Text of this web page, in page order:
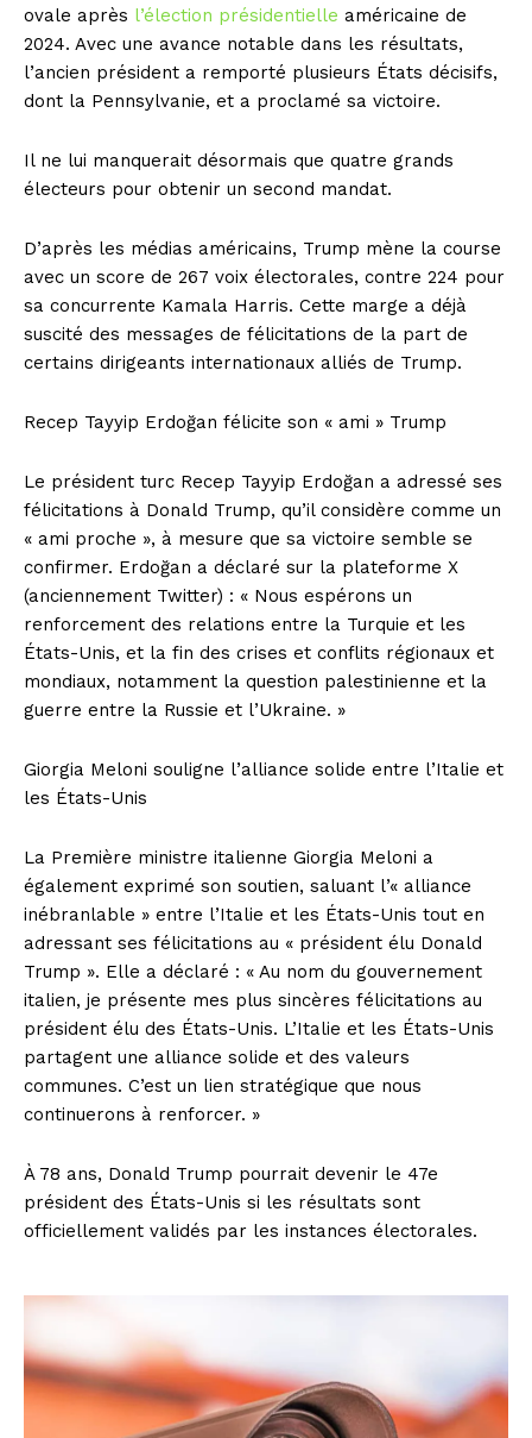
ovale après l’élection présidentielle américaine de
2024. Avec une avance notable dans les résultats,
l’ancien président a remporté plusieurs États décisifs,
dont la Pennsylvanie, et a proclamé sa victoire.
Il ne lui manquerait désormais que quatre grands
électeurs pour obtenir un second mandat.
D’après les médias américains, Trump mène la course
avec un score de 267 voix électorales, contre 224 pour
sa concurrente Kamala Harris. Cette marge a déjà
suscité des messages de félicitations de la part de
certains dirigeants internationaux alliés de Trump.
Recep Tayyip Erdoğan félicite son « ami » Trump
Le président turc Recep Tayyip Erdoğan a adressé ses
félicitations à Donald Trump, qu’il considère comme un
« ami proche », à mesure que sa victoire semble se
confirmer. Erdoğan a déclaré sur la plateforme X
(anciennement Twitter) : « Nous espérons un
renforcement des relations entre la Turquie et les
États-Unis, et la fin des crises et conflits régionaux et
mondiaux, notamment la question palestinienne et la
guerre entre la Russie et l’Ukraine. »
Giorgia Meloni souligne l’alliance solide entre l’Italie et
les États-Unis
La Première ministre italienne Giorgia Meloni a
également exprimé son soutien, saluant l’« alliance
inébranlable » entre l’Italie et les États-Unis tout en
adressant ses félicitations au « président élu Donald
Trump ». Elle a déclaré : « Au nom du gouvernement
italien, je présente mes plus sincères félicitations au
président élu des États-Unis. L’Italie et les États-Unis
partagent une alliance solide et des valeurs
communes. C’est un lien stratégique que nous
continuerons à renforcer. »
À 78 ans, Donald Trump pourrait devenir le 47e
président des États-Unis si les résultats sont
officiellement validés par les instances électorales.